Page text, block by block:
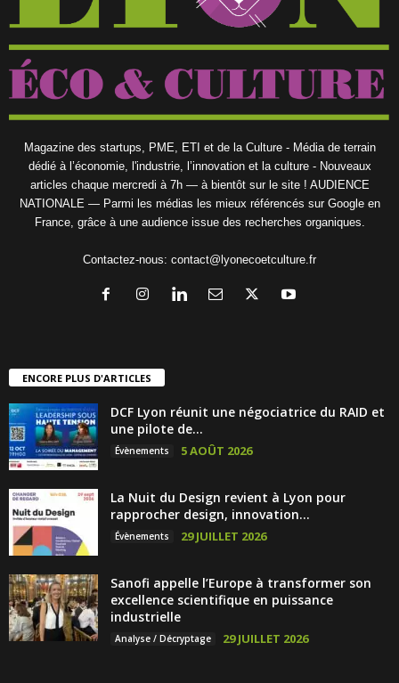
Magazine des startups, PME, ETI et de la Culture - Média de terrain
dédié à l’économie, l'industrie, l’innovation et la culture - Nouveaux
articles chaque mercredi à 7h — à bientôt sur le site ! AUDIENCE
NATIONALE — Parmi les médias les mieux référencés sur Google en
France, grâce à une audience issue des recherches organiques.
Contactez-nous: contact@lyonecoetculture.fr
ENCORE PLUS D'ARTICLES
DCF Lyon réunit une négociatrice du RAID et
une pilote de...
Évènements 5 AOÛT 2026
La Nuit du Design revient à Lyon pour
rapprocher design, innovation...
Évènements 29 JUILLET 2026
Sanofi appelle l’Europe à transformer son
excellence scientifique en puissance
industrielle
Analyse / Décryptage 29 JUILLET 2026